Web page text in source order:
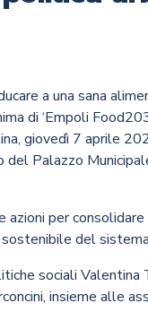
a una sana
di ‘Empoli
giovedì 7 aprile
Palazzo
per consolidare
del
sociali Valentina
insieme alle